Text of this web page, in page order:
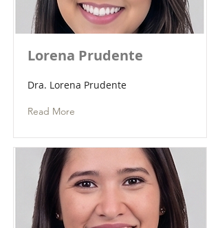
Lorena Prudente
Dra. Lorena Prudente
Read More